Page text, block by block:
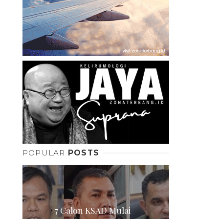
POPULAR POSTS
7 Calon KSAD Mulai